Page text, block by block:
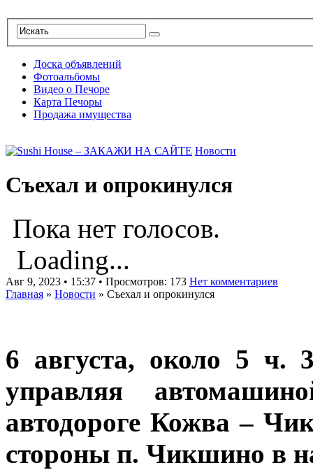
Доска объявлений
Фотоальбомы
Видео о Печоре
Карта Печоры
Продажа имущества
Новости
Съехал и опрокинулся
Пока нет голосов.
Loading...
Авг 9, 2023 • 15:37 • Просмотров: 173 Нет комментариев
Главная » Новости » Съехал и опрокинулся
6 августа, около 5 ч.
управляя
автодороге Кожва –
стороны п. Чикшино в